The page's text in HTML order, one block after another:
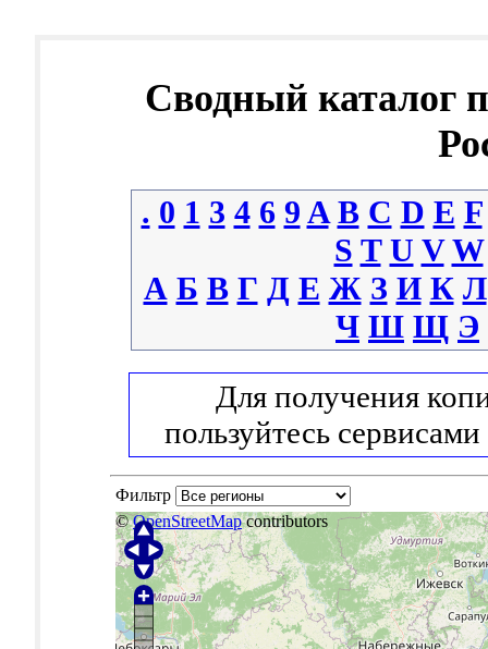
Сводный каталог
. 0 1 3 4 6 9 A B C D E F
S T U V W
А Б В Г Д Е Ж З И К Л
Ч Ш Щ Э
Для получения
пользуйтесь сервисами
Фильтр
©OpenStreetMapcontributors